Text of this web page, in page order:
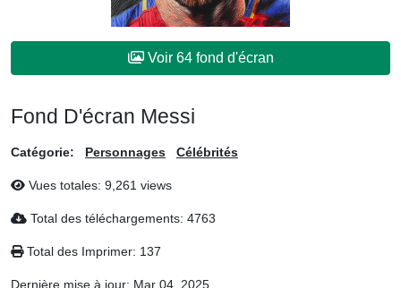
Voir 64 fond d'écran
Fond D'écran Messi
Catégorie: Personnages Célébrités
Vues totales: 9,261 views
Total des téléchargements: 4763
Total des Imprimer: 137
Dernière mise à jour: Mar 04, 2025